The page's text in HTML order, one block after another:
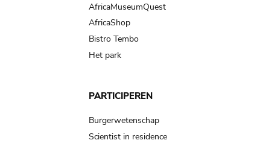
AfricaMuseumQuest
AfricaShop
Bistro Tembo
Het park
PARTICIPEREN
Burgerwetenschap
Scientist in residence